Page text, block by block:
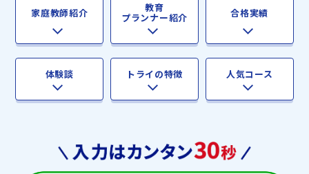
家庭教師紹介 教育
プランナー紹介 合格実績
体験談 トライの特徴 人気コース